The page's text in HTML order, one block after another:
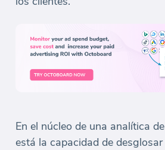
En el núcleo de una analítica
está la capacidad de